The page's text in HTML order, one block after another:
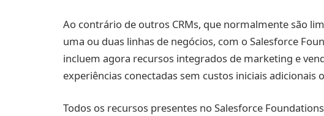
Ao contrário de outros CRMs, que normalmente são
uma ou duas linhas de negócios, com o Salesforce
incluem agora recursos integrados de marketing e
experiências conectadas sem custos iniciais adicionais
Todos os recursos presentes no Salesforce